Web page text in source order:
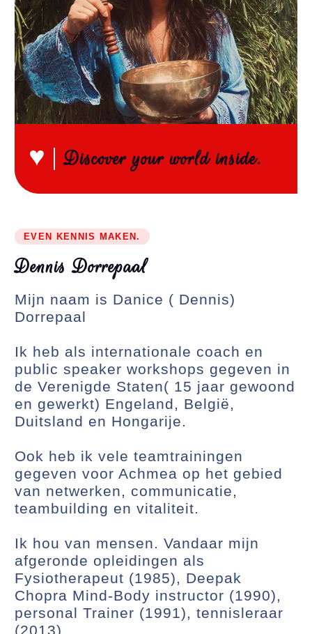
♥ Discover your world inside.
EVEN KENNIS MAKEN.
Dennis Dorrepaal
Mijn naam is Danice ( Dennis)
Dorrepaal
Ik heb als internationale coach en
public speaker workshops gegeven in
de Verenigde Staten( 15 jaar gewoond
en gewerkt) Engeland, België,
Duitsland en Hongarije.
Ook heb ik vele teamtrainingen
gegeven voor Achmea op het gebied
van netwerken, communicatie,
teambuilding en vitaliteit.
Ik hou van mensen. Vandaar mijn
afgeronde opleidingen als
Fysiotherapeut (1985), Deepak
Chopra Mind-Body instructor (1990),
personal Trainer (1991), tennisleraar
(2013).